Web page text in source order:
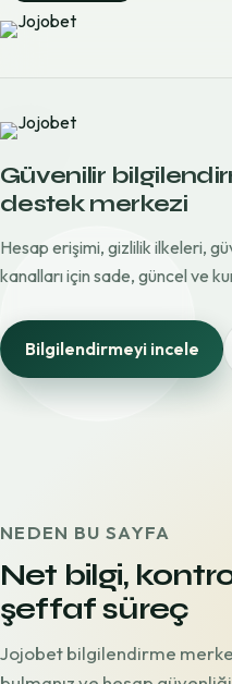
Güvenilir
destek merkezi
Hesap erişimi, gizlilik ilkeleri,
kanalları için sade, güncel ve
Bilgilendirmeyi incele
NEDEN BU SAYFA
Net bilgi,
şeffaf süreç
Jojobet bilgilendirme